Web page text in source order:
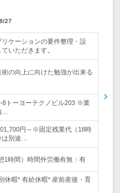
27
ケーションの要件整理・設
いただきます。
の向上に向けた勉強が出来る
8トーヨーテクノビル203 ※業
…
円～※固定残業代（18時
は別途…
1時間）時間外労働有無：有
休暇* 有給休暇* 産前産後・育